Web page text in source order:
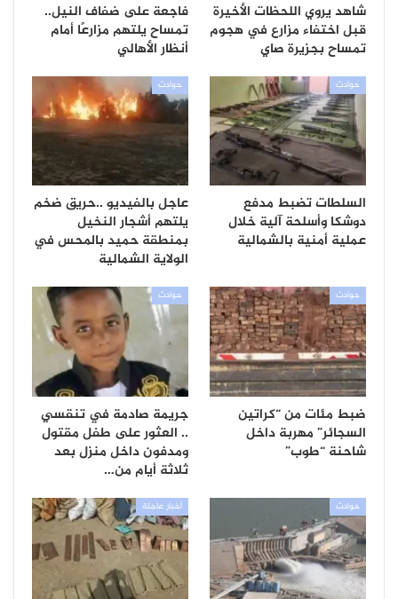
شاهد يروي اللحظات الأخيرة
قبل اختفاء مزارع في هجوم
تمساح بجزيرة صاي
فاجعة على ضفاف النيل..
تمساح يلتهم مزارعًا أمام
أنظار الأهالي
حوادث
السلطات تضبط مدفع
دوشكا وأسلحة آلية خلال
عملية أمنية بالشمالية
حوادث
عاجل بالفيديو ..حريق ضخم
يلتهم أشجار النخيل
بمنطقة حميد بالمحس في
الولاية الشمالية
حوادث
ضبط مئات من “كراتين
السجائر” مهربة داخل
شاحنة “طوب”
حوادث
جريمة صادمة في تنقسي
.. العثور على طفل مقتول
ومدفون داخل منزل بعد
ثلاثة أيام من…
حوادث أخبار عاجلة